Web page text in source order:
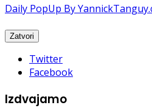
Daily PopUp By
Twitter
Facebook
Izdvajamo